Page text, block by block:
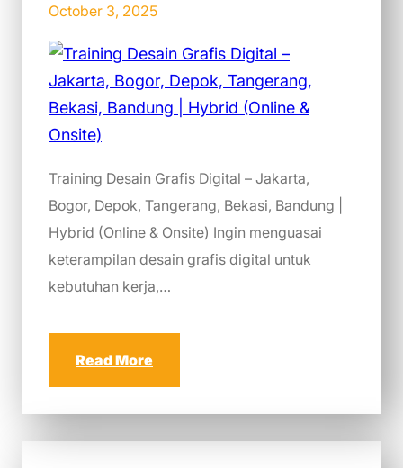
October 3, 2025
Training Desain Grafis Digital – Jakarta,
Bogor, Depok, Tangerang, Bekasi, Bandung |
Hybrid (Online & Onsite) Ingin menguasai
keterampilan desain grafis digital untuk
kebutuhan kerja,…
Read More